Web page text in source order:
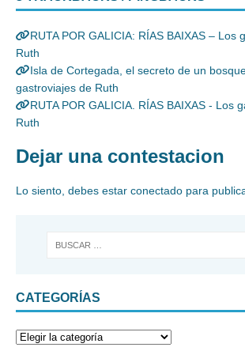
RUTA POR GALICIA: RÍAS BAIXAS – Los
Ruth
Isla de Cortegada, el secreto de un
gastroviajes de Ruth
RUTA POR GALICIA. RÍAS BAIXAS - Los
Ruth
Dejar una contestacion
Lo siento, debes estar conectado para
CATEGORÍAS